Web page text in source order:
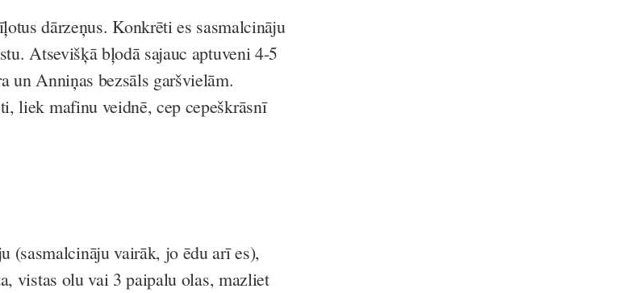
dārzeņus. Konkrēti es sasmalcināju
Atsevišķā bļodā sajauc aptuveni 4-5
un Anniņas bezsāls garšvielām.
liek mafinu veidnē, cep cepeškrāsnī
(sasmalcināju vairāk, jo ēdu arī es),
vistas olu vai 3 paipalu olas, mazliet